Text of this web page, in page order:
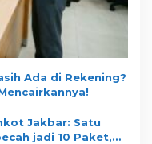
Ada di Rekening?
Jakbar: Satu
jadi 10 Paket,